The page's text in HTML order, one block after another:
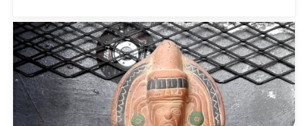
U.S. POLO ASSN
Uncategorized
Αγαλματίδια - Statuettes
Αξεσουάρ
Βαλίτσες